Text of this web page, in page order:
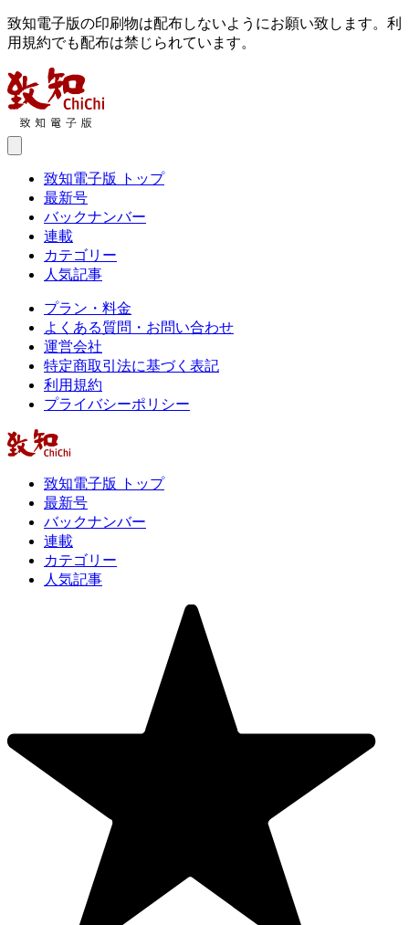
致知電子版の印刷物は配布しないようにお願い致します。利
用規約でも配布は禁じられています。
致知電子版 トップ
最新号
バックナンバー
連載
カテゴリー
人気記事
プラン・料金
よくある質問・お問い合わせ
運営会社
特定商取引法に基づく表記
利用規約
プライバシーポリシー
致知電子版 トップ
最新号
バックナンバー
連載
カテゴリー
人気記事